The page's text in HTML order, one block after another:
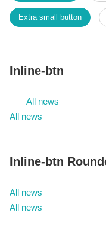
Extra small button
Inline-btn
All news
All news
Inline-btn
All news
All news